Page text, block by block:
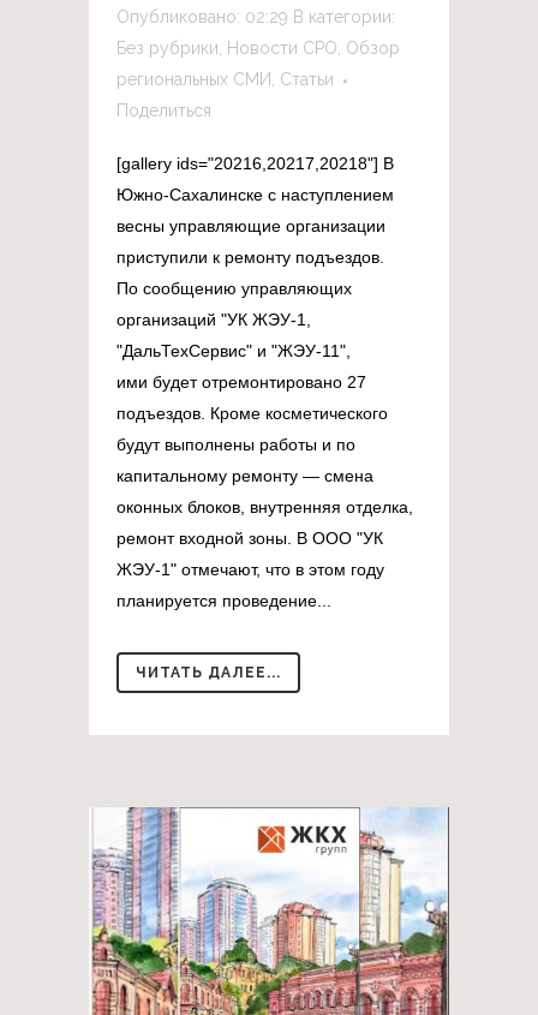
Опубликовано: 02:29 В категории:
Без рубрики
Новости СРО Обзор
региональных СМИ
Статьи
Поделиться
[gallery ids="20216,20217,20218"] В
Южно-Сахалинске с наступлением
весны управляющие организации
приступили к ремонту подъездов.
По сообщению управляющих
организаций "УК ЖЭУ-1,
"ДальТехСервис" и "ЖЭУ-11",
ими будет отремонтировано 27
подъездов. Кроме косметического
будут выполнены работы и по
капитальному ремонту — смена
оконных блоков, внутренняя отделка,
ремонт входной зоны. В ООО "УК
ЖЭУ-1" отмечают, что в этом году
планируется проведение...
ЧИТАТЬ ДАЛЕЕ...